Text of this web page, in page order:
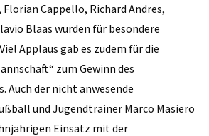
Florian Cappello, Richard Andres,
Blaas wurden für besondere
Applaus gab es zudem für die
zum Gewinn des
Auch der nicht anwesende
und Jugendtrainer Marco Masiero
Einsatz mit der